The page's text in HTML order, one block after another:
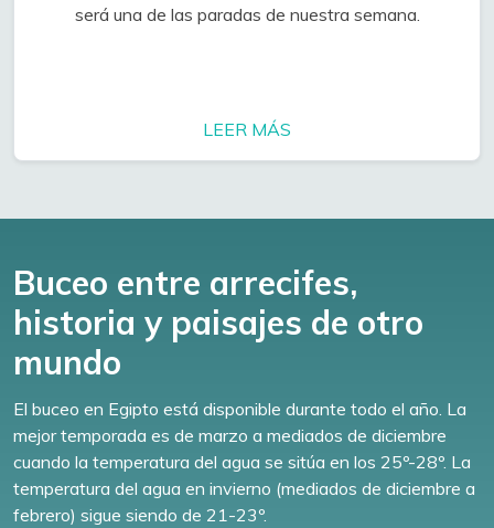
será una de las paradas de nuestra semana.
LEER MÁS
Buceo entre arrecifes,
historia y paisajes de otro
mundo
El buceo en Egipto está disponible durante todo el año. La
mejor temporada es de marzo a mediados de diciembre
cuando la temperatura del agua se sitúa en los 25º-28º. La
temperatura del agua en invierno (mediados de diciembre a
febrero) sigue siendo de 21-23º.